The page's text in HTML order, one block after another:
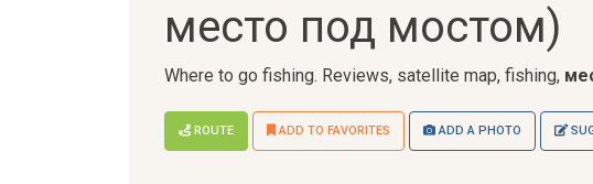
место под мостом)
Where to go fishing. Reviews, satellite map, fishing,
ROUTE ADD TO FAVORITES ADD A PHOTO